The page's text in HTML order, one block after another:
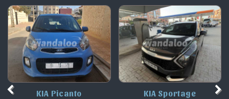
KIA Picanto KIA Sportage